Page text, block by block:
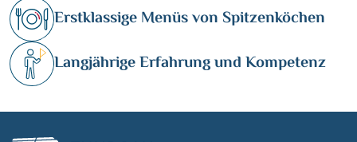
Erstklassige Menüs von Spitzenköchen
Langjährige Erfahrung und Kompetenz